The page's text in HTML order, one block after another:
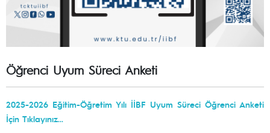
Öğrenci Uyum Süreci Anketi
2025-2026 Eğitim-Öğretim Yılı İİBF Uyum Süreci Öğrenci Anketi
İçin Tıklayınız...